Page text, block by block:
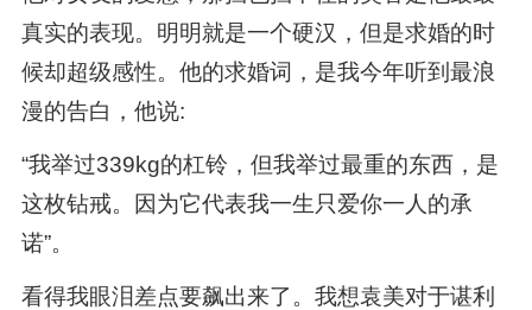
真实的表现。明明就是一个硬汉，但是求婚的时
候却超级感性。他的求婚词，是我今年听到最浪
漫的告白，他说:
“我举过339kg的杠铃，但我举过最重的东西，是
这枚钻戒。因为它代表我一生只爱你一人的承
诺”。
看得我眼泪差点要飙出来了。我想袁美对于谌利